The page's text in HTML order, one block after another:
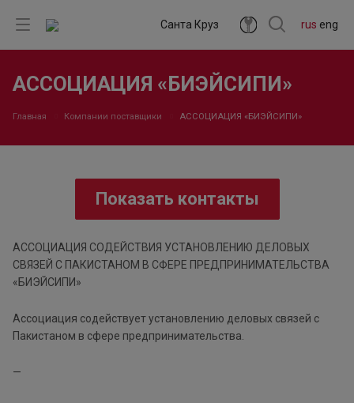
rus eng
Санта Круз
АССОЦИАЦИЯ «БИЭЙСИПИ»
Главная Компании поставщики АССОЦИАЦИЯ «БИЭЙСИПИ»
Показать контакты
АССОЦИАЦИЯ СОДЕЙСТВИЯ УСТАНОВЛЕНИЮ ДЕЛОВЫХ
СВЯЗЕЙ С ПАКИСТАНОМ В СФЕРЕ ПРЕДПРИНИМАТЕЛЬСТВА
«БИЭЙСИПИ»
Ассоциация содействует установлению деловых связей с
Пакистаном в сфере предпринимательства.
—